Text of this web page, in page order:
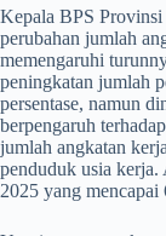
Kepala BPS Provinsi
perubahan jumlah
memengaruhi
peningkatan jumlah
persentase, namun
berpengaruh
jumlah angkatan
penduduk usia
2025 yang mencapai